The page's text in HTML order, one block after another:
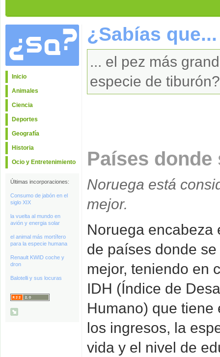
Inicio
Animales
Ciencia
Deportes
Geografía
Historia
Ocio y Entretenimiento
Últimas incorporaciones:
Consumo de jabón en el
siglo XIX
la vuelta al mundo en
avión y energia solar
el animal más mortífero
para la especie humana
Renault KWID coche y
dron
Balotelli y sus locuras
¿Sabías que...
... el pez más
especie de
Países
Noruega está
mejor.
Noruega encabeza
de países donde se
mejor, teniendo en
IDH (Índice de
Humano) que tiene
los ingresos, la
vida y el nivel de